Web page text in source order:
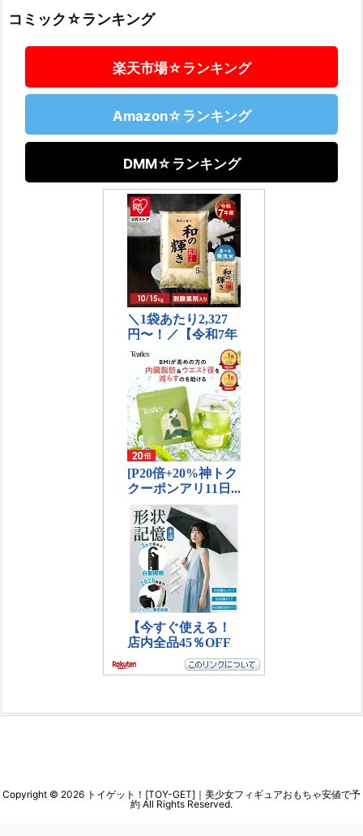
コミック☆ランキング
楽天市場☆ランキング
Amazon☆ランキング
DMM☆ランキング
Copyright © 2026 トイゲット！[TOY-GET]｜美少女フィギュアおもちゃ安値で予
約 All Rights Reserved.